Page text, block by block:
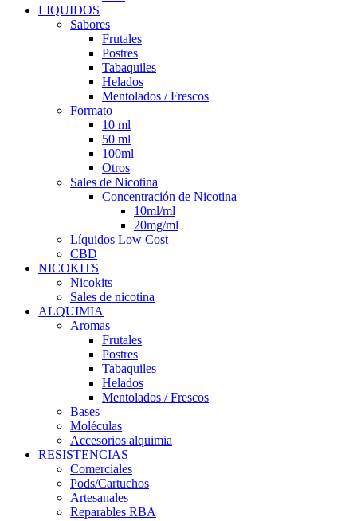
LIQUIDOS
Sabores
Frutales
Postres
Tabaquiles
Helados
Mentolados / Frescos
Formato
10 ml
50 ml
100ml
Otros
Sales de Nicotina
Concentración de Nicotina
10ml/ml
20mg/ml
Líquidos Low Cost
CBD
NICOKITS
Nicokits
Sales de nicotina
ALQUIMIA
Aromas
Frutales
Postres
Tabaquiles
Helados
Mentolados / Frescos
Bases
Moléculas
Accesorios alquimia
RESISTENCIAS
Comerciales
Pods/Cartuchos
Artesanales
Reparables RBA